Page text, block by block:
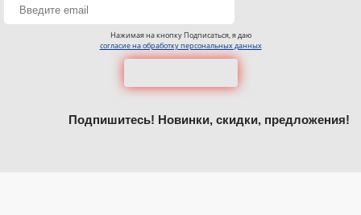
Нажимая на кнопку Подписаться, я даю
согласие на обработку персональных данных
Подпишитесь! Новинки, скидки, предложения!